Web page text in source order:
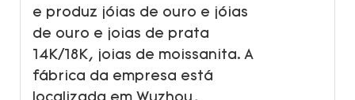
e produz jóias de ouro e jóias
de ouro e joias de prata
14K/18K, joias de moissanita. A
fábrica da empresa está